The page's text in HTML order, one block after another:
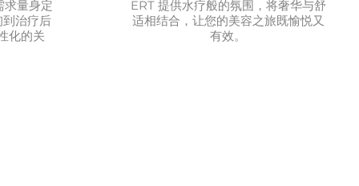
求量身定
治疗后
化的关
ERT 提供水疗般的氛围，将奢华与舒
适相结合，让您的美容之旅既愉悦又
有效。